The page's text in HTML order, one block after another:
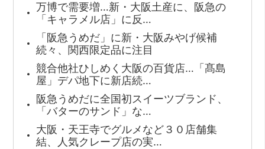
万博で需要増…新・大阪土産に、阪急の
「キャラメル店」に反…
「阪急うめだ」に新・大阪みやげ候補
続々、関西限定品に注目
競合他社ひしめく大阪の百貨店…「髙島
屋」デパ地下に新店続…
阪急うめだに全国初スイーツブランド、
「バターのサンド」な…
大阪・天王寺でグルメなど３０店舗集
結、人気クレープ店の実…